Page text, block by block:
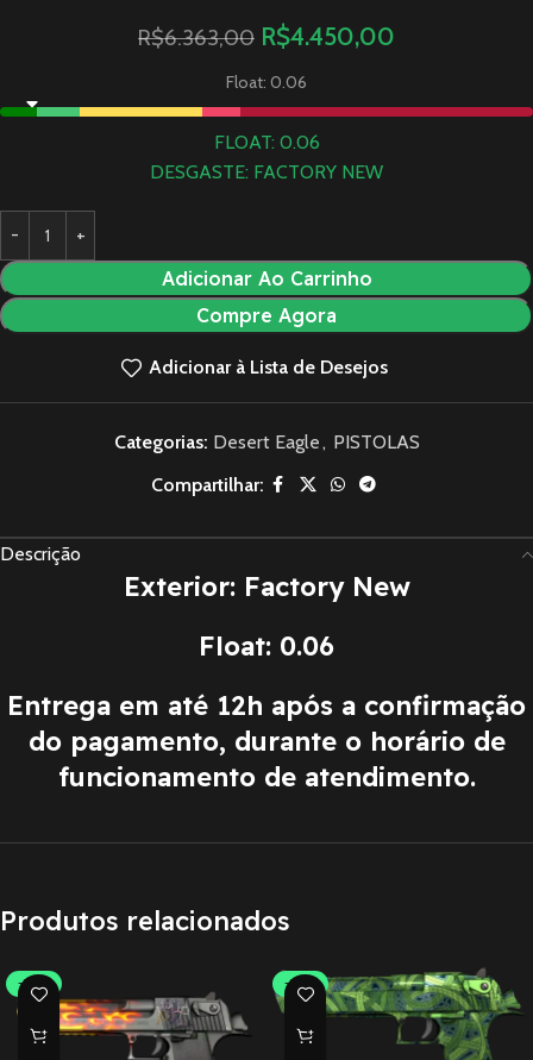
R$6.363,00 R$4.450,00
Float: 0.06
FLOAT: 0.06
DESGASTE: FACTORY NEW
Adicionar Ao Carrinho
Compre Agora
Adicionar à Lista de Desejos
Categorias: Desert Eagle, PISTOLAS
Compartilhar:
Descrição
Exterior: Factory New
Float: 0.06
Entrega em até 12h após a confirmação
do pagamento, durante o horário de
funcionamento de atendimento.
Produtos relacionados
-30% -30%